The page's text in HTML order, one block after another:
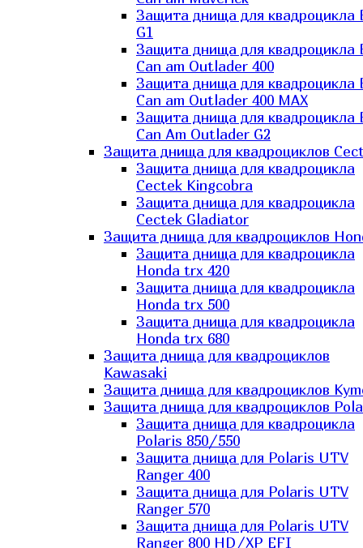
Защита днища для квадроцикла
G1
Защита днища для квадроцикла
Can am Outlader 400
Защита днища для квадроцикла
Can am Outlader 400 MAX
Защита днища для квадроцикла
Can Аm Outlader G2
Защита днища для квадроциклов
Защита днища для квадроцикла
Cectek Kingcobra
Защита днища для квадроцикла
Cectek Gladiator
Защита днища для квадроциклов
Защита днища для квадроцикла
Honda trx 420
Защита днища для квадроцикла
Honda trx 500
Защита днища для квадроцикла
Honda trx 680
Защита днища для квадроциклов
Kawasaki
Защита днища для квадроциклов
Защита днища для квадроциклов
Защита днища для квадроцикла
Polaris 850/550
Защита днища для Polaris UTV
Ranger 400
Защита днища для Polaris UTV
Ranger 570
Защита днища для Polaris UTV
Ranger 800 HD/XP EFI